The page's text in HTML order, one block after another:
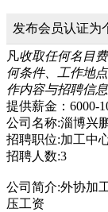
发布会员认证为
凡收取任何名目
何条件、工作地
作内容与招聘信
提供薪金：6000-
公司名称:淄博兴
招聘职位:加工中
招聘人数:3
公司简介:外协加
压工资